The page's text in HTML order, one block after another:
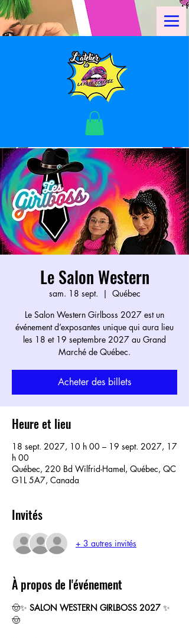
Le Salon Western
sam. 18 sept.
  |
Québec
Le Salon Western Girlboss 2027 est un
événement d’exposantes unique qui aura lieu
les 18 et 19 septembre 2027 au Grand
Marché de Québec.
Acheter des billets
Heure et lieu
18 sept. 2027, 10 h 00 – 19 sept. 2027, 17
h 00
Québec, 220 Bd Wilfrid-Hamel, Québec, QC
G1L 5A7, Canada
Invités
+ 3 autres invités
À propos de l'événement
🤠✨ SALON WESTERN GIRLBOSS 2027 ✨
🤠